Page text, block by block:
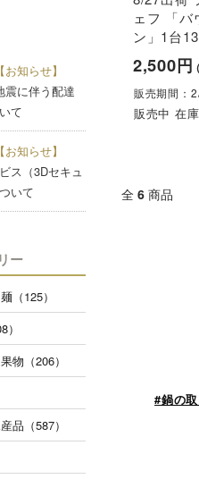
ェフ 「バ
ン」1台
2,500円
販売期間：
販売中 在
全 6 商品
#鍋の
【お知らせ】
震に伴う配達
て
【お知らせ】
ス（3Dセキュ
いて
ー
（125）
物（206）
品（587）